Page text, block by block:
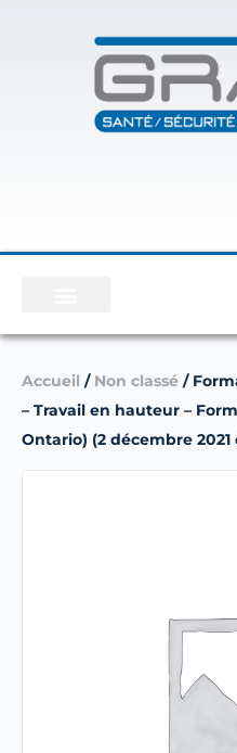
Accueil / Non classé /
– Travail en hauteur –
Ontario) (2 décembre